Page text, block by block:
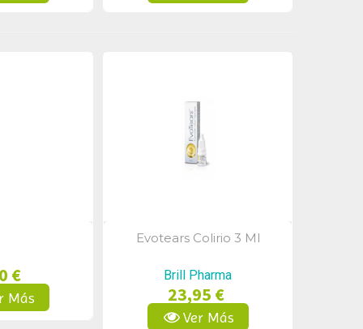
€
Más
Vista Rápida
Evotears Colirio 3 Ml
Brill Pharma
23,95 €
Ver Más